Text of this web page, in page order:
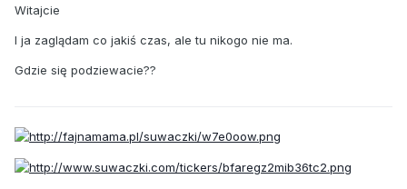
Witajcie
I ja zaglądam co jakiś czas, ale tu nikogo nie ma.
Gdzie się podziewacie??